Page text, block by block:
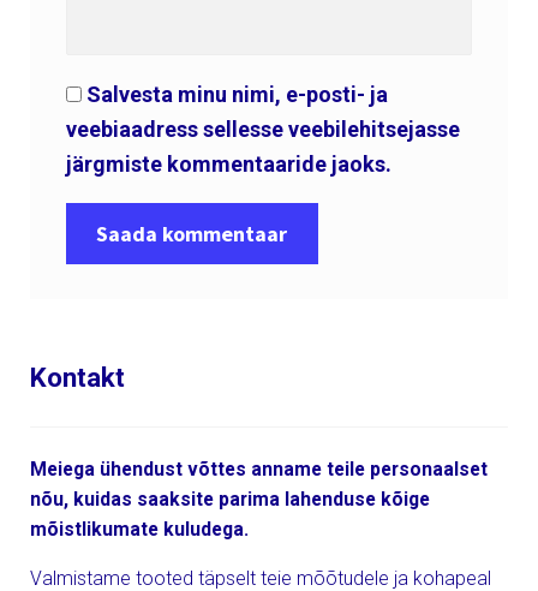
Salvesta minu nimi, e-posti- ja
veebiaadress sellesse veebilehitsejasse
järgmiste kommentaaride jaoks.
Kontakt
Meiega ühendust võttes anname teile personaalset
nõu, kuidas saaksite parima lahenduse kõige
mõistlikumate kuludega.
Valmistame tooted täpselt teie mõõtudele ja kohapeal